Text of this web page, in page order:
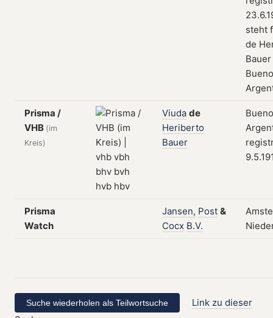
steht
de
Prisma /
VHB (im
Kreis)
Viuda de
Heriberto
Bauer
Prisma
Watch
Jansen, Post &
Cocx B.V.
Link zu dieser